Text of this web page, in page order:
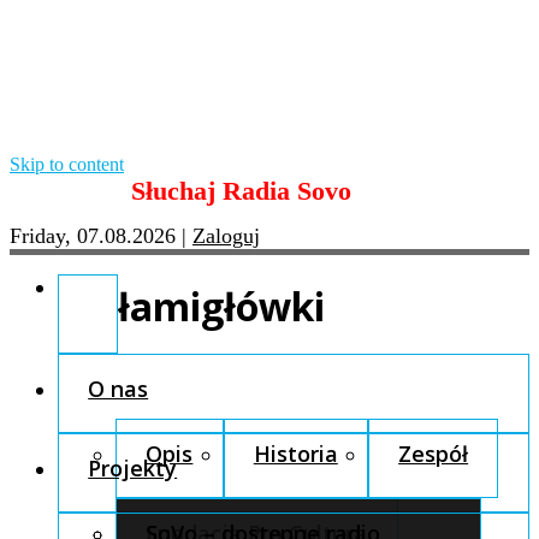
Skip to content
Słuchaj Radia Sovo
Friday, 07.08.2026 | Zaloguj
O nas
Opis Historia Zespół
Fundacja Pro Cultura
Projekty
SoVo – dostępne radio
łamigłówki